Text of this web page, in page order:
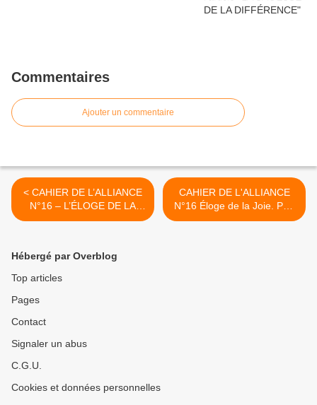
Commentaires
Ajouter un commentaire
< CAHIER DE L’ALLIANCE
N°16 – L’ÉLOGE DE LA
JOIE.
CAHIER DE L'ALLIANCE
N°16 Éloge de la Joie. Part
II >
Hébergé par Overblog
Top articles
Pages
Contact
Signaler un abus
C.G.U.
Cookies et données personnelles